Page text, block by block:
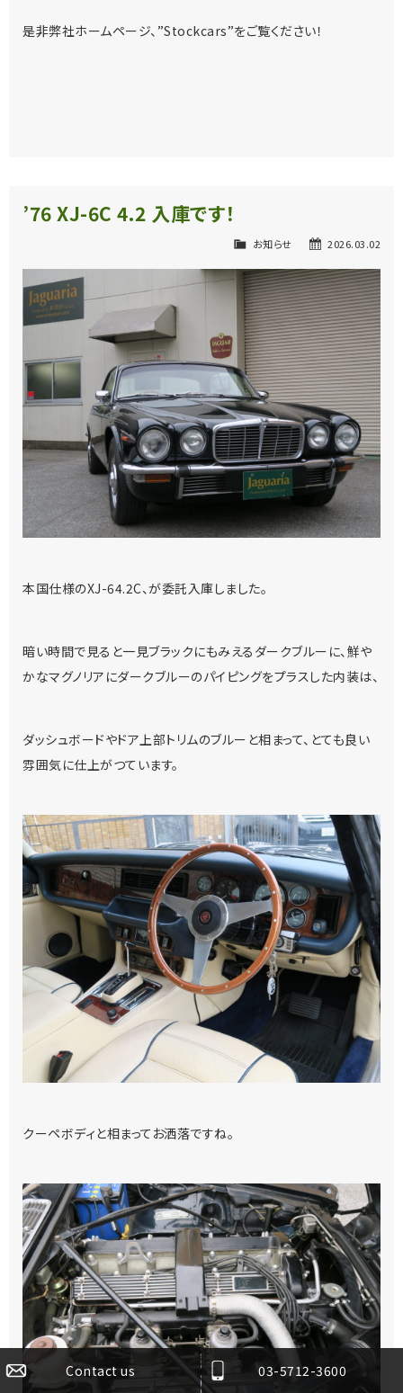
是非弊社ホームページ、”Stockcars”をご覧ください！
’76 XJ-6C 4.2 入庫です！
2026.03.02
お知らせ
本国仕様のXJ-64.2C、が委託入庫しました。
暗い時間で見ると一見ブラックにもみえるダークブルーに、鮮や
かなマグノリアにダークブルーのパイピングをプラスした内装は、
ダッシュボードやドア上部トリムのブルーと相まって、とても良い
雰囲気に仕上がつています。
クーペボディと相まってお洒落ですね。
Contact us 03-5712-3600